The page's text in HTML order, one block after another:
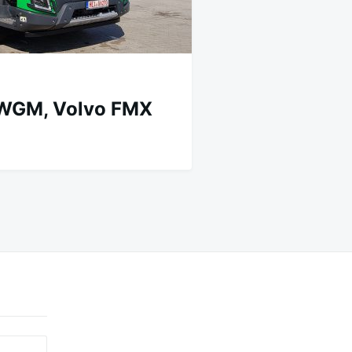
Volvo FMX